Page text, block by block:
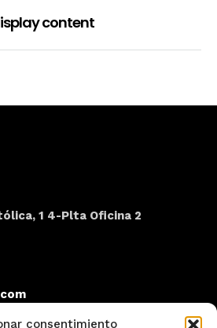
consentimiento
content
1 4-Plta Oficina 2